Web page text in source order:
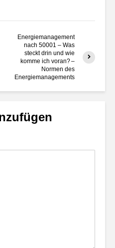
Energiemanagement
nach 50001 – Was
steckt drin und wie
komme ich voran? –
Normen des
Energiemanagements